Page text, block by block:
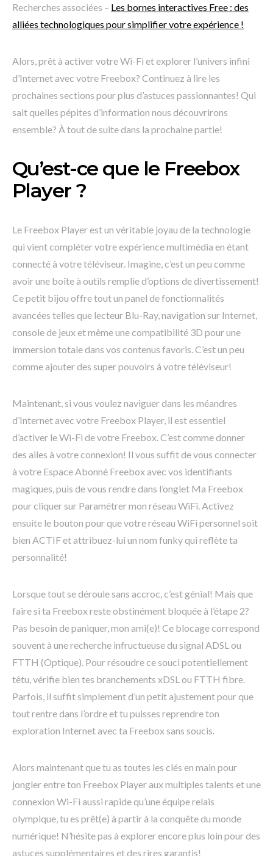
Recherches associées – Les bornes interactives Free : des
alliées technologiques pour simplifier votre expérience !
Alors, prêt à activer votre Wi-Fi et explorer l’univers infini
d’Internet avec votre Freebox? Continuez à lire les
prochaines sections pour plus d’astuces passionnantes! Qui
sait quelles pépites d’information nous découvrirons
ensemble? À tout de suite dans la prochaine partie!
Qu’est-ce que le Freebox
Player ?
Le Freebox Player est un véritable joyau de la technologie
qui vient compléter votre expérience multimédia en étant
connecté à votre téléviseur. Imagine, c’est un peu comme
avoir une boîte à outils remplie d’options de divertissement!
Ce petit bijou offre tout un panel de fonctionnalités
avancées telles que lecteur Blu-Ray, navigation sur Internet,
console de jeux et même une compatibilité 3D pour une
immersion totale dans vos contenus favoris. C’est un peu
comme ajouter des super pouvoirs à votre téléviseur!
Maintenant, si vous voulez naviguer dans les méandres
d’Internet avec votre Freebox Player, il est essentiel
d’activer le Wi-Fi de votre Freebox. C’est comme donner
des ailes à votre connexion! Il vous suffit de vous connecter
à votre Espace Abonné Freebox avec vos identifiants
magiques, puis de vous rendre dans l’onglet Ma Freebox
pour cliquer sur Paramétrer mon réseau WiFi. Activez
ensuite le bouton pour que votre réseau WiFi personnel soit
bien ACTIF et attribuez-lui un nom funky qui reflète ta
personnalité!
Lorsque tout se déroule sans accroc, c’est génial! Mais que
faire si ta Freebox reste obstinément bloquée à l’étape 2?
Pas besoin de paniquer, mon ami(e)! Ce blocage correspond
souvent à une recherche infructueuse du signal ADSL ou
FTTH (Optique). Pour résoudre ce souci potentiellement
têtu, vérifie bien tes branchements xDSL ou FTTH fibre.
Parfois, il suffit simplement d’un petit ajustement pour que
tout rentre dans l’ordre et tu puisses reprendre ton
exploration Internet avec ta Freebox sans soucis.
Alors maintenant que tu as toutes les clés en main pour
jongler entre ton Freebox Player aux multiples talents et une
connexion Wi-Fi aussi rapide qu’une équipe relais
olympique, tu es prêt(e) à partir à la conquête du monde
numérique! N’hésite pas à explorer encore plus loin pour des
astuces supplémentaires et des rires garantis!